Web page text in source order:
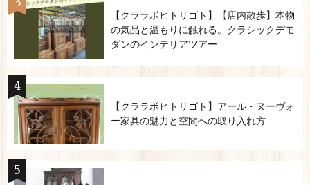
【クララボヒトリゴト】【店内散歩】本物
の気品と温もりに触れる。クラシックデモ
ダンのインテリアツアー
【クララボヒトリゴト】アール・ヌーヴォ
ー家具の魅力と空間への取り入れ方